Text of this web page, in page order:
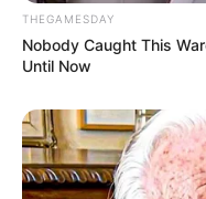
THEGAMESDAY
Nobody Caught This
Until Now